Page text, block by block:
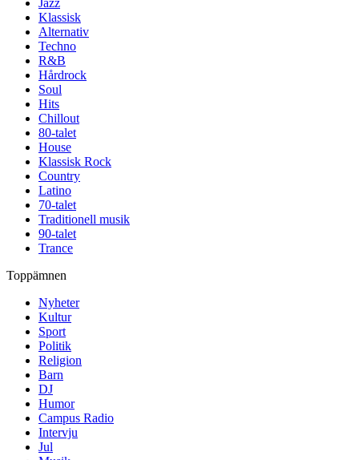
Jazz
Klassisk
Alternativ
Techno
R&B
Hårdrock
Soul
Hits
Chillout
80-talet
House
Klassisk Rock
Country
Latino
70-talet
Traditionell musik
90-talet
Trance
Toppämnen
Nyheter
Kultur
Sport
Politik
Religion
Barn
DJ
Humor
Campus Radio
Intervju
Jul